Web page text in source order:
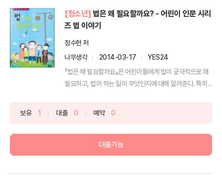
[청소년] 법은 왜 필요할까요? - 어린이 인문 시리
즈 법 이야기
정수현 저
나무생각
2014-03-17
YES24
『법은 왜 필요할까요』은 어린이들에게 법이 궁극적으로 왜
필요하고, 법이 하는 일이 무엇인지에 대해 알려준다. 특히 ...
보유 1 대출 0 예약 0
대출가능